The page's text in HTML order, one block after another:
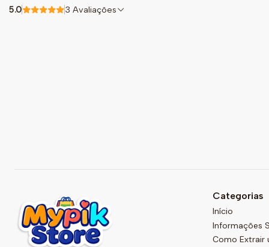
5.0 3 Avaliações
Categorias
Início
Informações
Como Extrair